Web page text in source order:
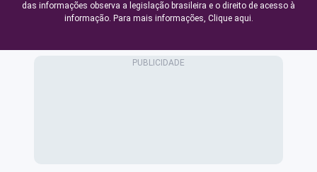
das informações observa a legislação brasileira e o direito de acesso à
informação. Para mais informações, Clique aqui.